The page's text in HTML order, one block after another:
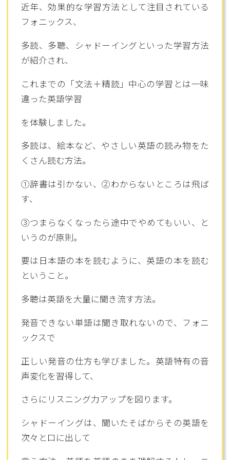
近年、効果的な学習方法として注目されている
フォニックス、
多読、多聴、シャドーイングといった学習方法
が紹介され、
これまでの「文法＋精読」中心の学習とは一味
違った英語学習
を体験しました。
多読は、絵本など、やさしい英語の読み物をた
くさん読む方法。
①辞書は引かない、②わからないところは飛ば
す、
③つまらなくなったら途中でやめてもいい、と
いうのが原則。
要は日本語の本を読むように、英語の本を読む
ということ。
多聴は英語を大量に聞き流す方法。
発音できない単語は聞き取れないので、フォニ
ックスで
正しい発音の仕方も学びました。英語特有の音
声変化を習得して、
さらにリスニング力アップを図ります。
シャドーイングは、聞いたそばからその英語を
次々と口に出して